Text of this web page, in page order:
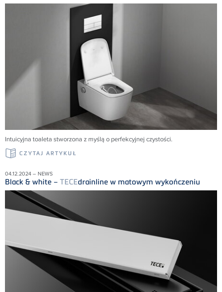
Intuicyjna toaleta stworzona z myślą o perfekcyjnej czystości.
CZYTAJ ARTYKUŁ
04.12.2024 – NEWS
Black & white – TECEdrainline w matowym wykończeniu